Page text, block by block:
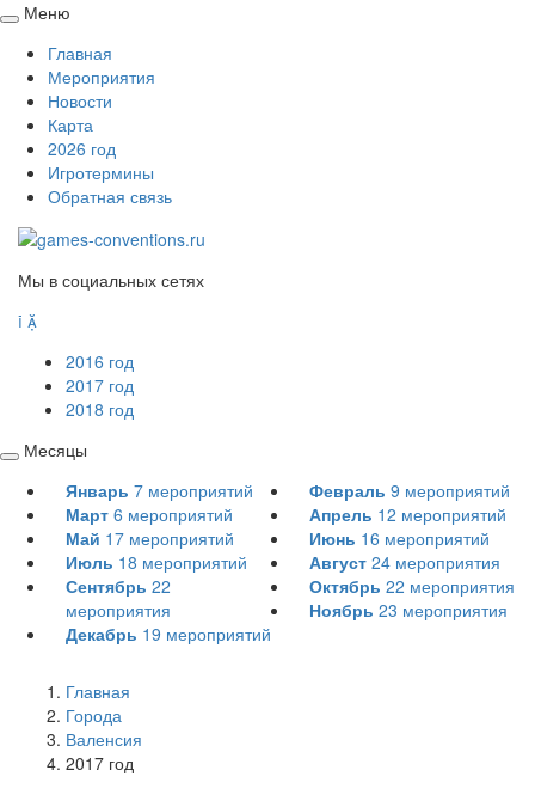
Свернуть
развернуть
Меню
Главная
Мероприятия
Новости
Карта
2026 год
Игротермины
Обратная связь
Мы в социальных сетях
 
2016 год
2017 год
2018 год
Свернуть
развернуть
Месяцы
Январь 7 мероприятий Февраль 9 мероприятий
Март 6 мероприятий Апрель 12 мероприятий
Май 17 мероприятий Июнь 16 мероприятий
Июль 18 мероприятий Август 24 мероприятия
Сентябрь 22
мероприятия
Октябрь 22 мероприятия
Ноябрь 23 мероприятия
Декабрь 19 мероприятий
Главная
Города
Валенсия
2017 год